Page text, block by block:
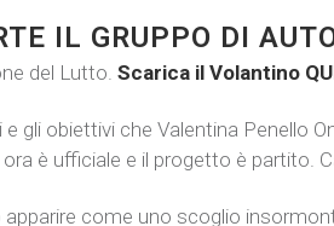
IL GRUPPO DI
del Lutto. Scarica il Volantino
gli obiettivi che Valentina Penello
è ufficiale e il progetto è partito.
come uno scoglio